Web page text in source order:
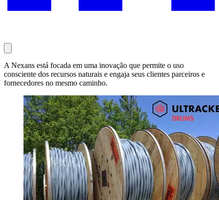
A Nexans está focada em uma inovação que permite o uso
consciente dos recursos naturais e engaja seus clientes parceiros e
fornecedores no mesmo caminho.